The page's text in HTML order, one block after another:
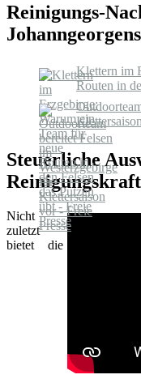
Reinigungs-
Klettern im
Routen in
Steuerliche
Nicht
zuletzt
bietet die